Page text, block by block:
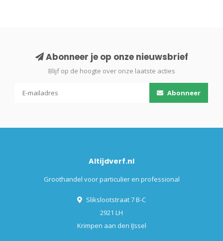
Abonneer je op onze nieuwsbrief
Blijf op de hoogte over onze laatste acties
Abonneer
Altijdverf.nl
Groothandel voor particulier en professional
Slikslootstraat 7 B-C
2921 LH
Krimpen aan den IJssel